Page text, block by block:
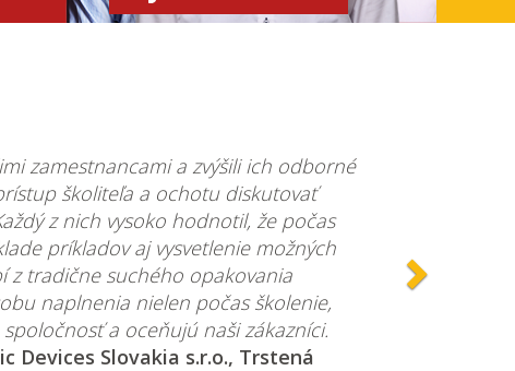
zamestnancami a zvýšili ich odborné
školiteľa a ochotu diskutovať
z nich vysoko hodnotil, že počas
príkladov aj vysvetlenie možných
z tradične suchého opakovania
naplnenia nielen počas školenie,
a oceňujú naši zákazníci.
Devices Slovakia s.r.o., Trstená